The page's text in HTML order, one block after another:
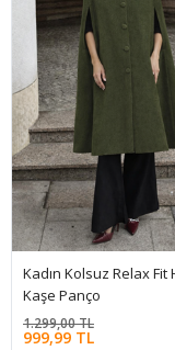
Kadın Kolsuz Relax Fit
Kaşe Panço
999,99 TL
1.299,00 TL